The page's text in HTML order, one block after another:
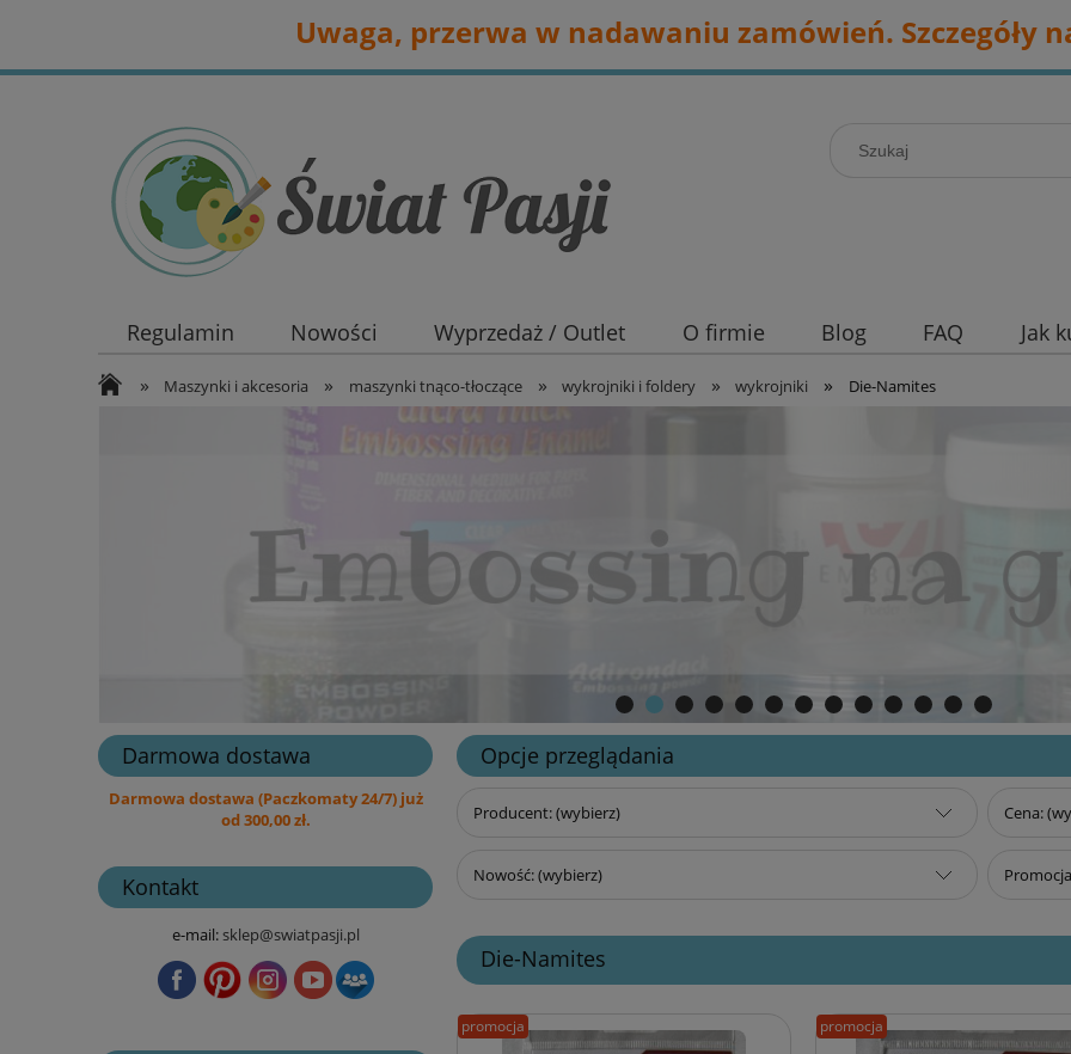
Uwaga, przerwa w nadawaniu zamówień. Szczegóły
Regulamin Nowości Wyprzedaż / Outlet O firmie Blog FAQ Jak
» Maszynki i akcesoria » maszynki tnąco-tłoczące » wykrojniki i foldery » wykrojniki » Die-Namites
Darmowa dostawa
Darmowa dostawa (Paczkomaty 24/7) już
od 300,00 zł.
Kontakt
e-mail:sklep@swiatpasji.pl
Opcje przeglądania
Producent: (wybierz) Cena:
Nowość: (wybierz)
Die-Namites
promocja promocja